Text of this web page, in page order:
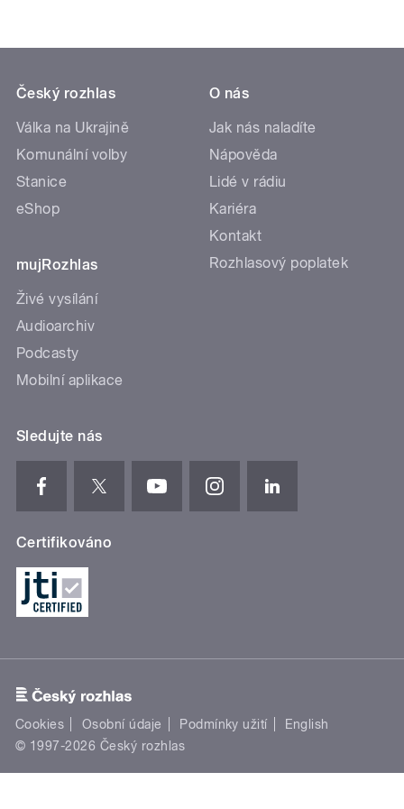
Český rozhlas
Válka na Ukrajině
Komunální volby
Stanice
eShop
mujRozhlas
Živé vysílání
Audioarchiv
Podcasty
Mobilní aplikace
O nás
Jak nás naladíte
Nápověda
Lidé v rádiu
Kariéra
Kontakt
Rozhlasový poplatek
Sledujte nás
Certifikováno
Cookies Osobní údaje Podmínky užití
English
© 1997-2026 Český rozhlas